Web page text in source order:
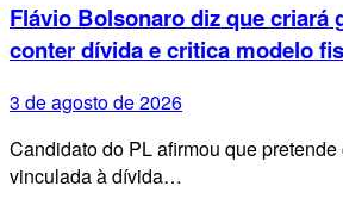
Flávio Bolsonaro diz que criará
conter dívida e critica modelo
3 de agosto de 2026
Candidato do PL afirmou que
vinculada à dívida…